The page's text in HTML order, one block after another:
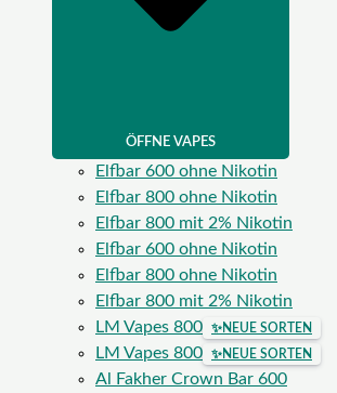
ÖFFNE VAPES
Elfbar 600 ohne Nikotin
Elfbar 800 ohne Nikotin
Elfbar 800 mit 2% Nikotin
Elfbar 600 ohne Nikotin
Elfbar 800 ohne Nikotin
Elfbar 800 mit 2% Nikotin
LM Vapes 800
✨NEUE SORTEN
LM Vapes 800 ✨NEUE SORTEN
Al Fakher Crown Bar 600